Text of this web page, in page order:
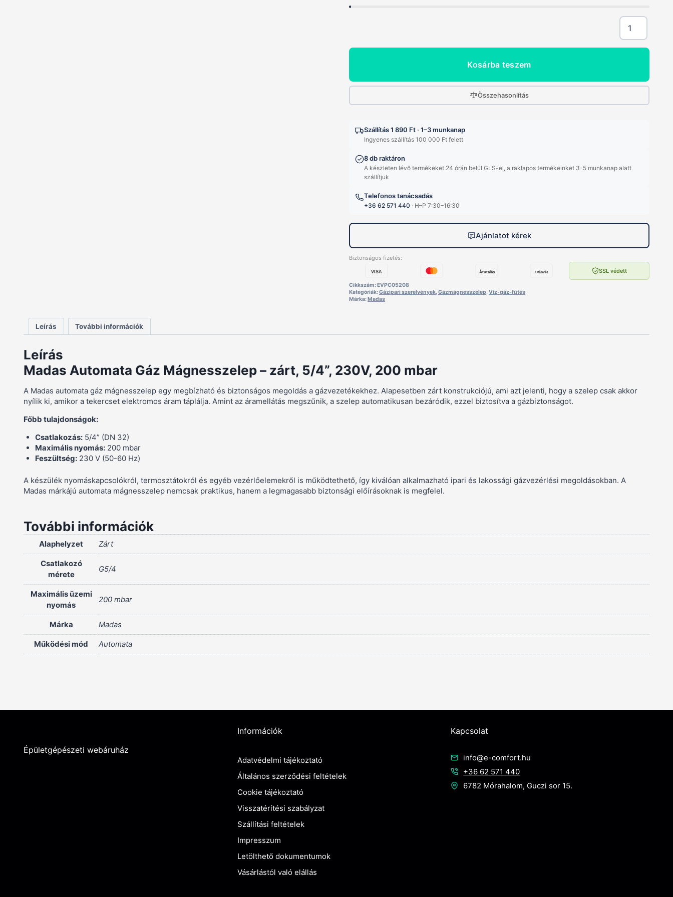
Madas
Automata
zárt,
230V,
Kosárba teszem
Összehasonlítás
Szállítás 1 890 Ft · 1–3 munkanap
Ingyenes szállítás 100 000 Ft felett
8 db raktáron
A készleten lévő termékeket 24 órán belül GLS-el, a raklapos termékeinket 3-5 munkanap alatt
szállítjuk
Telefonos tanácsadás
+36 62 571 440 · H–P 7:30–16:30
Ajánlatot kérek
Biztonságos fizetés:
VISA Átutalás Utánvét SSL védett
Cikkszám: EVPC05208
Kategóriák:Gázipari szerelvények,Gázmágnesszelep,Víz-gáz-fűtés
Márka: Madas
Leírás További információk
Leírás
Madas Automata Gáz Mágnesszelep – zárt, 5/4”, 230V, 200 mbar
A Madas automata gáz mágnesszelep egy megbízható és biztonságos megoldás a gázvezetékekhez. Alapesetben zárt konstrukciójú, ami azt jelenti, hogy a szelep csak akkor
nyílik ki, amikor a tekercset elektromos áram táplálja. Amint az áramellátás megszűnik, a szelep automatikusan bezáródik, ezzel biztosítva a gázbiztonságot.
Főbb tulajdonságok:
Csatlakozás:5/4” (DN 32)
Maximális nyomás:200 mbar
Feszültség:230 V (50-60 Hz)
A készülék nyomáskapcsolókról, termosztátokról és egyéb vezérlőelemekről is működtethető, így kiválóan alkalmazható ipari és lakossági gázvezérlési megoldásokban. A
Madas márkájú automata mágnesszelep nemcsak praktikus, hanem a legmagasabb biztonsági előírásoknak is megfelel.
További információk
Alaphelyzet Zárt
Csatlakozó
mérete
G5/4
Maximális üzemi
nyomás
200 mbar
Márka Madas
Működési mód Automata
Épületgépészeti webáruház
Információk
Adatvédelmi tájékoztató
Általános szerződési feltételek
Cookie tájékoztató
Visszatérítési szabályzat
Szállítási feltételek
Impresszum
Letölthető dokumentumok
Vásárlástól való elállás
Kapcsolat
info@e-comfort.hu
+36 62 571 440
6782 Mórahalom, Guczi sor 15.